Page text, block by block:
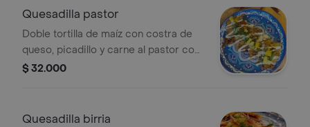
Quesadilla pastor
Doble tortilla de maíz con costra de
queso, picadillo y carne al pastor con
piña, porción personal.
$ 32.000
Quesadilla birria